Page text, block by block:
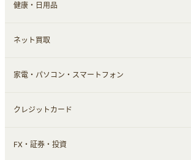
インナー・下着
スーツ・フォーマル
グルメ
お酒
食材宅配
ウォーターサーバー
すべて見る
ヘアケア
エステ・サロン
メンズ美容
健康・日用品
すべて見る
スポーツ・フィットネス
日用品・薬局・からだ
ネット買取
すべて見る
ネット買取
家電・パソコン・スマートフォン
すべて見る
家電・パソコン・ソフトウェア
クレジットカード
すべて見る
FX・証券・投資